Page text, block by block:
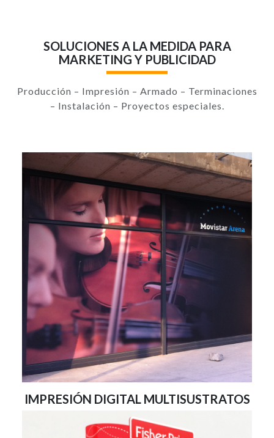
SOLUCIONES A LA MEDIDA PARA
MARKETING Y PUBLICIDAD
Producción – Impresión – Armado – Terminaciones
– Instalación – Proyectos especiales.
IMPRESIÓN DIGITAL MULTISUSTRATOS